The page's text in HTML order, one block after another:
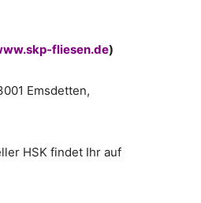
fliesen.de)
Emsdetten,
HSK findet Ihr auf